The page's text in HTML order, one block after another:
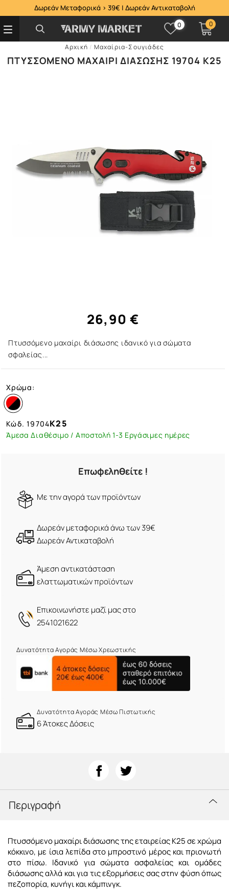
Δωρεάν Μεταφορικά > 39€ | Δωρεάν Αντικαταβολή
0 0
Αρχική / Μαχαίρια-Σουγιάδες
ΠΤΥΣΣΌΜΕΝΟ ΜΑΧΑΊΡΙ ΔΙΆΣΩΣΗΣ 19704 K25
26,90 €
Πτυσσόμενο μαχαίρι διάσωσης ιδανικό για σώματα
σφαλείας...
Χρώμα:
Κώδ.19704K25
Άμεσα Διαθέσιμο / Αποστολή 1-3 Εργάσιμες ημέρες
Επωφεληθείτε !
Mε την αγορά των προϊόντων
Δωρεάν μεταφορικά άνω των 39€
Δωρεάν Αντικαταβολή
Άμεση αντικατάσταση
ελαττωματικών προϊόντων
Eπικοινωνήστε μαζί μας στο
2541021622
Δυνατότητα Αγοράς Μέσω Χρεωστικής
Δυνατότητα Αγοράς Μέσω Πιστωτικής
6 Άτοκες Δόσεις
Περιγραφή
Πτυσσόμενο μαχαίρι διάσωσης της εταιρείας K25 σε χρώμα
κόκκινο, με ίσια λεπίδα στο μπροστινό μέρος και πριονωτή
στο πίσω. Ιδανικό για σώματα ασφαλείας και ομάδες
διάσωσης αλλά και για τις εξορμήσεις σας στην φύση όπως
πεζοπορία, κυνήγι και κάμπινγκ.